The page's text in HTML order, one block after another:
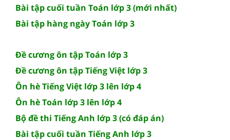
Bài tập cuối tuần Toán lớp 3 (mới nhất)
Bài tập hàng ngày Toán lớp 3
Đề cương ôn tập Toán lớp 3
Đề cương ôn tập Tiếng Việt lớp 3
Ôn hè Tiếng Việt lớp 3 lên lớp 4
Ôn hè Toán lớp 3 lên lớp 4
Bộ đề thi Tiếng Anh lớp 3 (có đáp án)
Bài tập cuối tuần Tiếng Anh lớp 3